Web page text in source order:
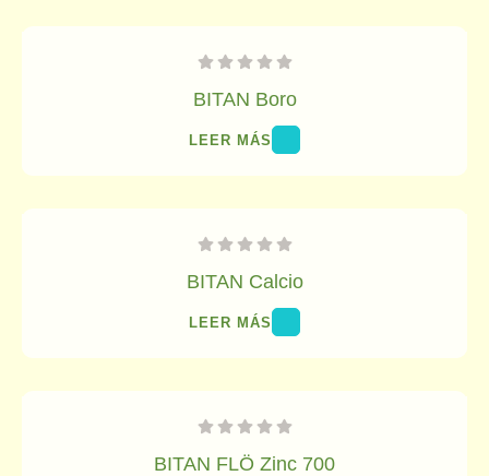
BITAN Boro
LEER MÁS
BITAN Calcio
LEER MÁS
BITAN FLÖ Zinc 700